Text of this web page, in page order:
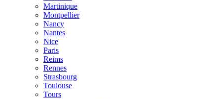
Martinique
Montpellier
Nancy
Nantes
Nice
Paris
Reims
Rennes
Strasbourg
Toulouse
Tours